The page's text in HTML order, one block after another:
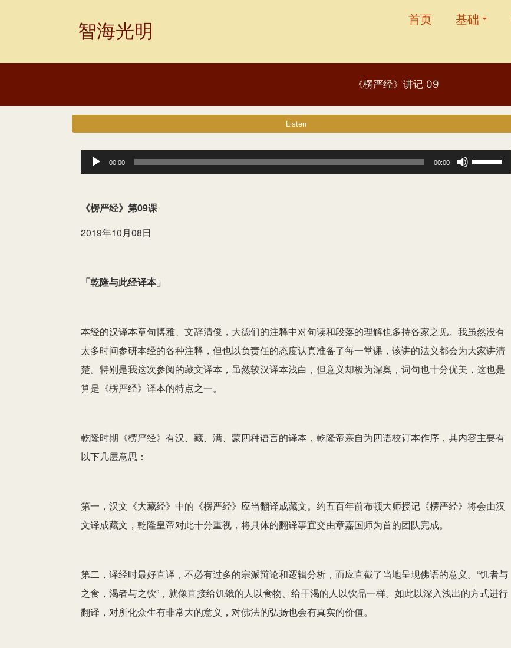
智海光明 首页 基础
《楞严经》讲记 09
频
放
器
00:00 00:00
使
增
高
或
量。
《楞严经》第09课
2019年10月08日
「乾隆与此经译本」
本经的汉译本章句博雅、文辞清俊，大德们的注释中对句读和段落的理解也多持各家之见。我虽然没有
太多时间参研本经的各种注释，但也以负责任的态度认真准备了每一堂课，该讲的法义都会为大家讲清
楚。特别是我这次参阅的藏文译本，虽然较汉译本浅白，但意义却极为深奥，词句也十分优美，这也是
算是《楞严经》译本的特点之一。
乾隆时期《楞严经》有汉、藏、满、蒙四种语言的译本，乾隆帝亲自为四语校订本作序，其内容主要有
以下几层意思：
第一，汉文《大藏经》中的《楞严经》应当翻译成藏文。约五百年前布顿大师授记《楞严经》将会由汉
文译成藏文，乾隆皇帝对此十分重视，将具体的翻译事宜交由章嘉国师为首的团队完成。
第二，译经时最好直译，不必有过多的宗派辩论和逻辑分析，而应直截了当地呈现佛语的意义。“饥者与
之食，渴者与之饮”，就像直接给饥饿的人以食物、给干渴的人以饮品一样。如此以深入浅出的方式进行
翻译，对所化众生有非常大的意义，对佛法的弘扬也会有真实的价值。